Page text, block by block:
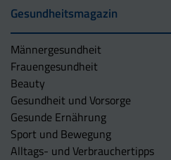
Gesundheitsmagazin
Männergesundheit
Frauengesundheit
Beauty
Gesundheit und Vorsorge
Gesunde Ernährung
Sport und Bewegung
Alltags- und Verbrauchertipps